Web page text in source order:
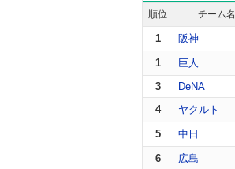
順位 チーム名
1 阪神
1 巨人
3
DeNA
4
ヤクルト
5 中日
6 広島